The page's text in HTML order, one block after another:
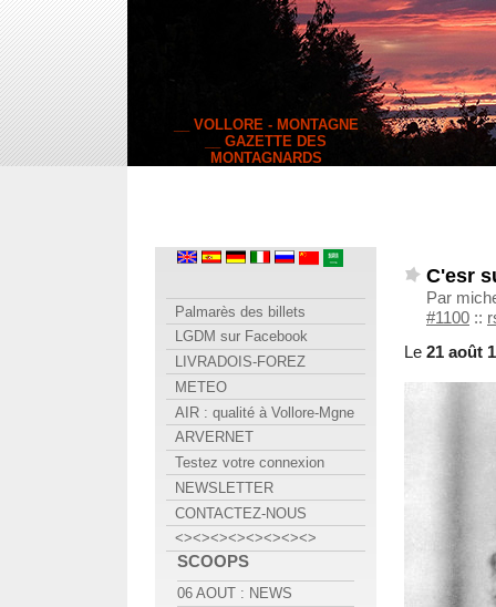
__ VOLLORE - MONTAGNE
__ GAZETTE DES
MONTAGNARDS
C'esr
Par
#1100 ::
Le 21 août
Palmarès des billets
LGDM sur Facebook
LIVRADOIS-FOREZ
METEO
AIR : qualité à Vollore-Mgne
ARVERNET
Testez votre connexion
NEWSLETTER
CONTACTEZ-NOUS
<><><><><><><><>
SCOOPS
06 AOUT : NEWS